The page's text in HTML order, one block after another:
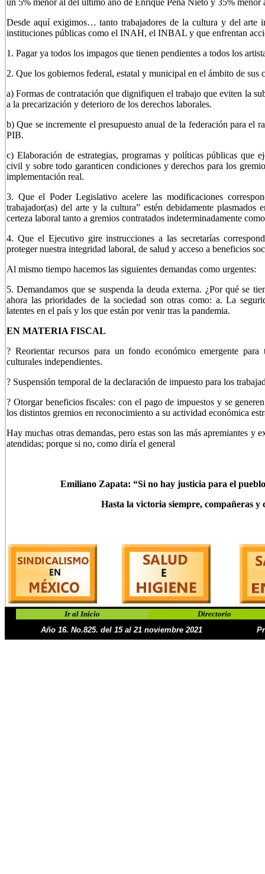
un 5% menor al del último año de Enrique Peña Nieto y 35% menor
Desde aquí exigimos… tanto trabajadores de la cultura y del arte
instituciones públicas como el INAH, el INBAL y que enfrentan
1. Pagar ya todos los impagos que tienen pendientes a todos los
2. Que los gobiernos federal, estatal y municipal en el ámbito de sus
a) Formas de contratación que dignifiquen el trabajo que eviten la
a la precarización y deterioro de los derechos laborales.
b) Que se incremente el presupuesto anual de la federación para el
PIB.
c) Elaboración de estrategias, programas y políticas públicas que
civil y sobre todo garanticen condiciones y derechos para los
implementación real.
3. Que el Poder Legislativo acelere las modificaciones
trabajador(as) del arte y la cultura” estén debidamente
certeza laboral tanto a gremios contratados indeterminadamente
4. Que el Ejecutivo gire instrucciones a las secretarías
proteger nuestra integridad laboral, de salud y acceso a beneficios
Al mismo tiempo hacemos las siguientes demandas como urgentes:
5. Demandamos que se suspenda la deuda externa. ¿Por qué se
ahora las prioridades de la sociedad son otras como: a. La
latentes en el país y los que están por venir tras la pandemia.
EN MATERIA FISCAL
? Reorientar recursos para un fondo económico emergente
culturales independientes.
? Suspensión temporal de la declaración de impuesto para los
? Otorgar beneficios fiscales: con el pago de impuestos y se
los distintos gremios en reconocimiento a su actividad económica
Hay muchas otras demandas, pero estas son las más apremiantes y
atendidas; porque si no, como diría el general
Emiliano Zapata: “Si no hay justicia para el
Hasta la victoria siempre, compañeras y
Ir al Inicio
Directorio
Año 16. No.825. del 15 al 21 noviembre 2021